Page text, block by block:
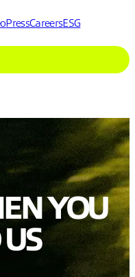
PressCareersESG
YOU